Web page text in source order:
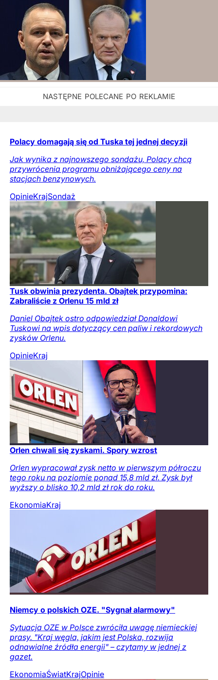
Polacy domagają się od Tuska tej jednej decyzji
Jak wynika z najnowszego sondażu, Polacy chcą
przywrócenia programu obniżającego ceny na
stacjach benzynowych.
OpinieKrajSondaż
Tusk obwinia prezydenta. Obajtek przypomina:
Zabraliście z Orlenu 15 mld zł
Daniel Obajtek ostro odpowiedział Donaldowi
Tuskowi na wpis dotyczący cen paliw i rekordowych
zysków Orlenu.
OpinieKraj
Orlen chwali się zyskami. Spory wzrost
Orlen wypracował zysk netto w pierwszym półroczu
tego roku na poziomie ponad 15,8 mld zł. Zysk był
wyższy o blisko 10,2 mld zł rok do roku.
EkonomiaKraj
Niemcy o polskich OZE. "Sygnał alarmowy"
Sytuacja OZE w Polsce zwróciła uwagę niemieckiej
prasy. "Kraj węgla, jakim jest Polska, rozwija
odnawialne źródła energii" – czytamy w jednej z
gazet.
EkonomiaŚwiatKrajOpinie